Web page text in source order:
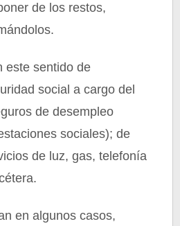
de los restos,
este sentido de
social a cargo del
de desempleo
sociales); de
de luz, gas, telefonía
en algunos casos,